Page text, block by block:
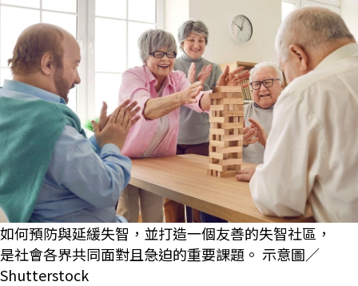
如何預防與延緩失智，並打造一個友善的失智社區，
是社會各界共同面對且急迫的重要課題。 示意圖／
Shutterstock